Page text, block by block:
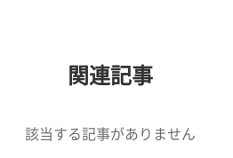
関連記事
該当する記事がありません